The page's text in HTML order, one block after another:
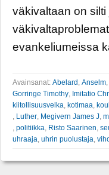
väkivaltaan on
evankeliumeissa
Avainsanat: Abelard Anselm
Gorringe Timothy Imitatio
kiitollisuusvelka kotimaa
Luther Megivern James J
politiikka Risto Saarinen
uhraaja uhrin puolustaja